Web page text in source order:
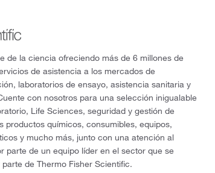
de la ciencia ofreciendo más de 6 millones de
de asistencia a los mercados de
laboratorios de ensayo, asistencia sanitaria y
con nosotros para una selección inigualable
Life Sciences, seguridad y gestión de
productos químicos, consumibles, equipos,
y mucho más, junto con una atención al
parte de un equipo líder en el sector que se
de Thermo Fisher Scientific.